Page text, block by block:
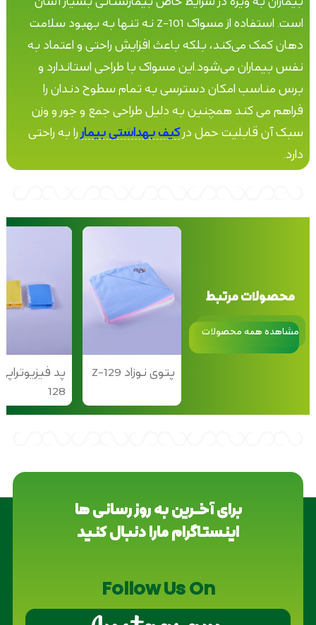
است. استفاده از مسواک Z-101 نه تنها به بهبود سلامت
دهان کمک می‌کند، بلکه باعث افزایش راحتی و اعتماد به
نفس بیماران می‌شود.این مسواک با طراحی استاندارد و
برس مناسب امکان دسترسی به تمام سطوح دندان را
فراهم می کند همچنین به دلیل طراحی جمع و جور و وزن
سبک آن قابلیت حمل درکیف بهداشتی بیمار را به راحتی
دارد.
محصولات مرتبط
مشاهده همه محصولات
پتوی نوزاد Z-129
128
برای آخــرین به روز رسانی ها
اینستاگرام مارا دنبال کنید
Follow Us On